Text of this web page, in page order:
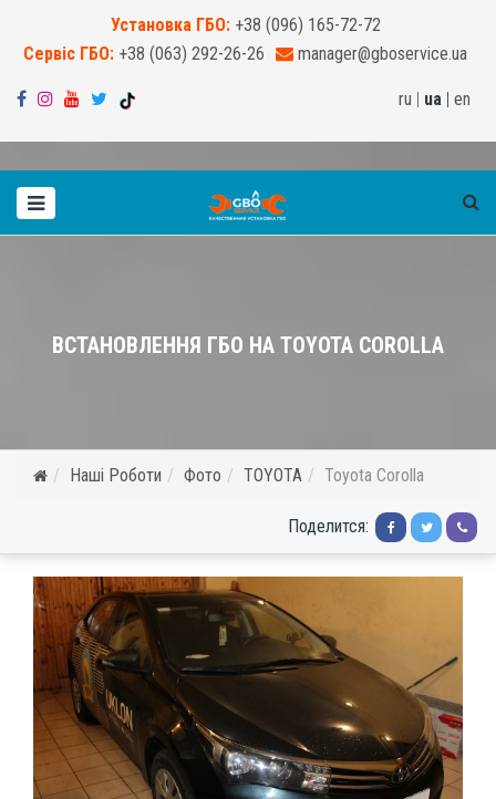
Установка ГБО: +38 (096) 165-72-72
Сервіс ГБО: +38 (063) 292-26-26 manager@gboservice.ua
ru | ua | en
ВСТАНОВЛЕННЯ ГБО НА TOYOTA COROLLA
Наші Роботи Фото TOYOTA Toyota Corolla
Поделится: